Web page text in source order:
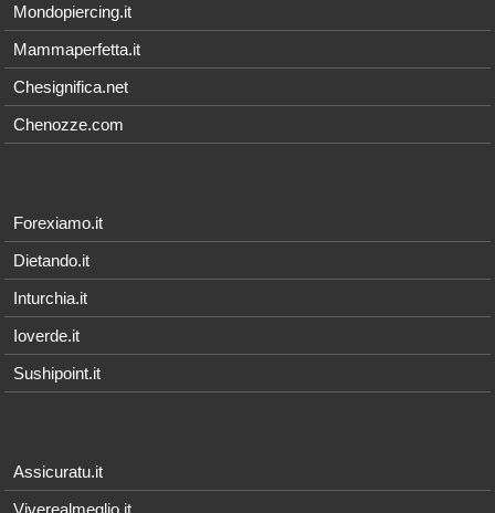
Mondopiercing.it
Mammaperfetta.it
Chesignifica.net
Chenozze.com
Forexiamo.it
Dietando.it
Inturchia.it
Ioverde.it
Sushipoint.it
Assicuratu.it